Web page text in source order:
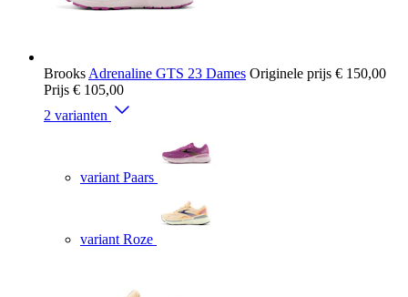
Brooks Adrenaline GTS 23 Dames Originele prijs € 150,00
Prijs € 105,00
2 varianten
variant Paars
variant Roze